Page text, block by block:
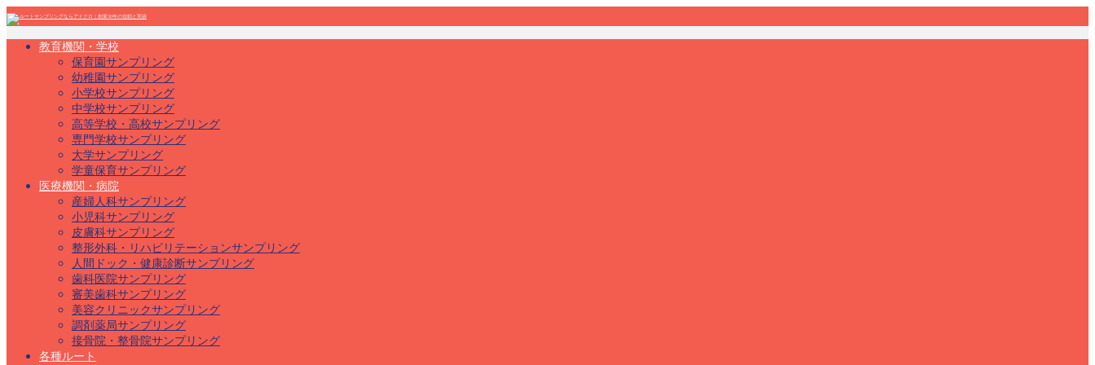
教育機関・学校
保育園サンプリング
幼稚園サンプリング
小学校サンプリング
中学校サンプリング
高等学校・高校サンプリング
専門学校サンプリング
大学サンプリング
学童保育サンプリング
医療機関・病院
産婦人科サンプリング
小児科サンプリング
皮膚科サンプリング
整形外科・リハビリテーションサンプリング
人間ドック・健康診断サンプリング
歯科医院サンプリング
審美歯科サンプリング
美容クリニックサンプリング
調剤薬局サンプリング
接骨院・整骨院サンプリング
各種ルート